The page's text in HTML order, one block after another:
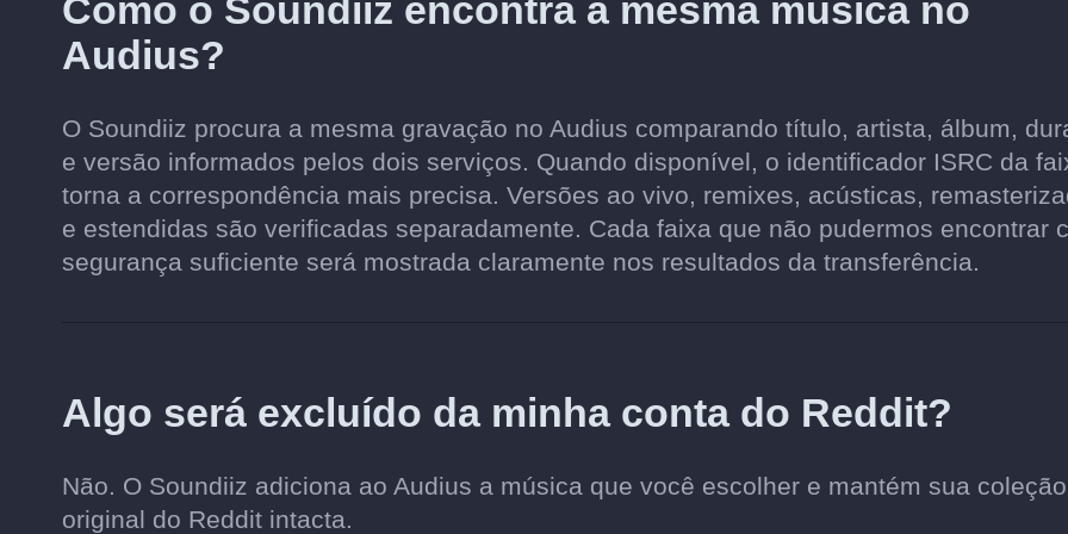
Como o Soundiiz encontra a mesma música no
Audius?
O Soundiiz procura a mesma gravação no Audius comparando título, artista, álbum,
e versão informados pelos dois serviços. Quando disponível, o identificador ISRC da
torna a correspondência mais precisa. Versões ao vivo, remixes, acústicas,
e estendidas são verificadas separadamente. Cada faixa que não pudermos encontrar
segurança suficiente será mostrada claramente nos resultados da transferência.
Algo será excluído da minha conta do Reddit?
Não. O Soundiiz adiciona ao Audius a música que você escolher e mantém sua coleção
original do Reddit intacta.